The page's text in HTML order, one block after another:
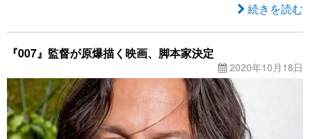
続きを読む
『007』監督が原爆描く映画、脚本家決定
2020年10月18日